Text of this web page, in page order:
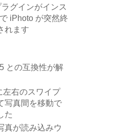
グインがインス
iPhoto が突然終
れます
との互換性が解
左右のスワイプ
写真間を移動で
た
真が読み込みウ